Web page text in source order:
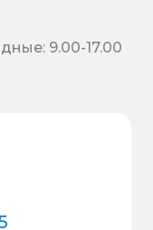
9.00-17.00